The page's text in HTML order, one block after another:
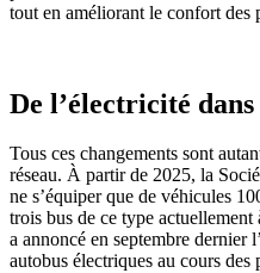
tout en améliorant le confort des
De l’électricité
Tous ces changements sont
réseau. À partir de 2025, la
ne s’équiper que de véhicules
trois bus de ce type
a annoncé en septembre dernier
autobus électriques au cours des